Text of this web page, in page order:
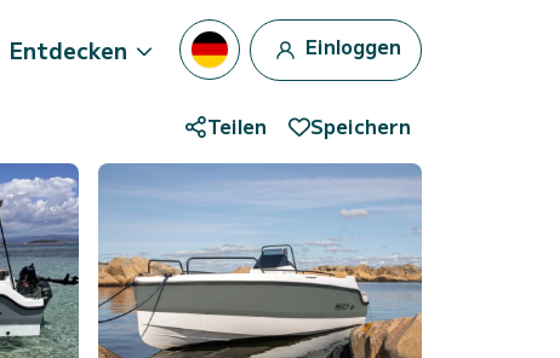
Entdecken Einloggen
Teilen Speichern